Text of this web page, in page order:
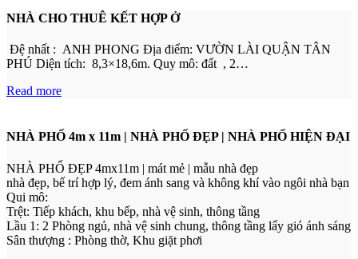
NHÀ CHO THUÊ KẾT HỢP Ở
Đệ nhất : ANH PHONG Địa điểm: VƯỜN LÀI QUẬN TÂN
PHÚ Diện tích: 8,3×18,6m. Quy mô: đất , 2…
Read more
NHÀ PHỐ 4m x 11m | NHÀ PHỐ ĐẸP | NHÀ PHỐ HIỆN ĐẠI
NHÀ PHỐ ĐẸP 4mx11m | mát mẻ | mẫu nhà đẹp
nhà đẹp, bế trí hợp lý, đem ánh sang và không khí vào ngôi nhà bạn
Qui mô:
Trệt: Tiếp khách, khu bếp, nhà vệ sinh, thông tầng
Lầu 1: 2 Phòng ngủ, nhà vệ sinh chung, thông tầng lấy gió ánh sáng
Sân thượng : Phòng thờ, Khu giặt phơi